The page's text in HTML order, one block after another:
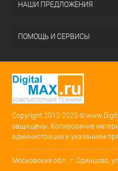
НАШИ ПРЕДЛОЖЕНИЯ
ПОМОЩЬ И СЕРВИСЫ
Copyright 2012-2025 ©
защищены. Копирование
администрации и указанием
Московская обл., г. Одинцово,